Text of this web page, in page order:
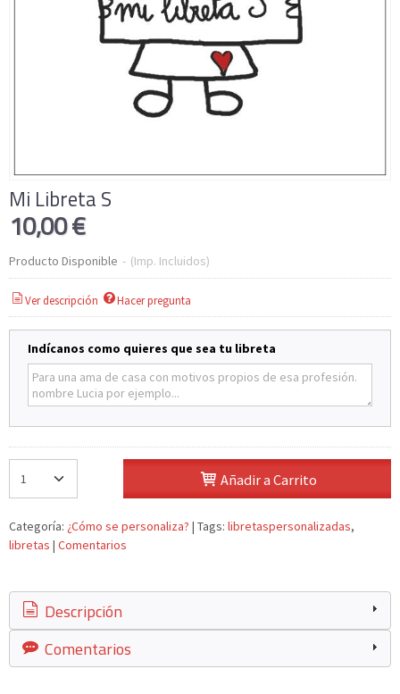
Mi Libreta S
10,00 €
Producto Disponible - (Imp. Incluidos)
Ver descripción Hacer pregunta
Indícanos como quieres que sea tu libreta
Añadir a Carrito
Categoría: ¿Cómo se personaliza? | Tags: libretaspersonalizadas
libretas | Comentarios
Descripción
Comentarios